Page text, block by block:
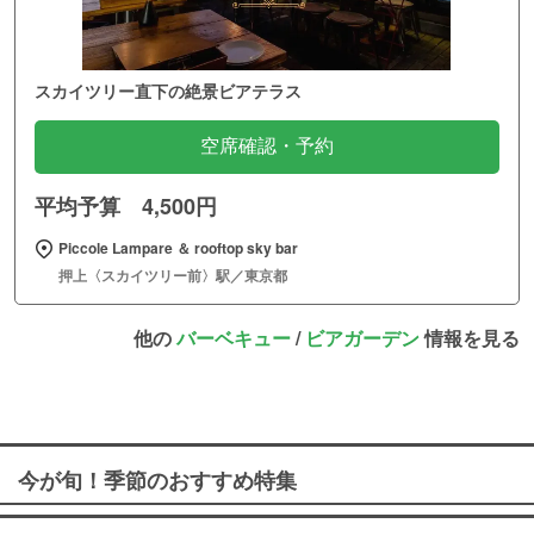
スカイツリー直下の絶景ビアテラス
空席確認・予約
平均予算 4,500円
Piccole Lampare ＆ rooftop sky bar
押上〈スカイツリー前〉駅／東京都
他のバーベキュー/ ビアガーデン情報を見る
今が旬！季節のおすすめ特集